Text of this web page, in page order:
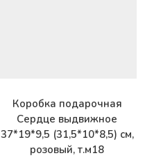
Коробка подарочная
Сердце выдвижное
37*19*9,5 (31,5*10*8,5) см,
розовый, т.м18